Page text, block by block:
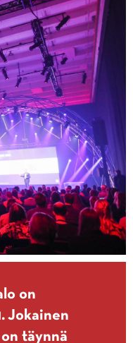
on
Jokainen
täynnä